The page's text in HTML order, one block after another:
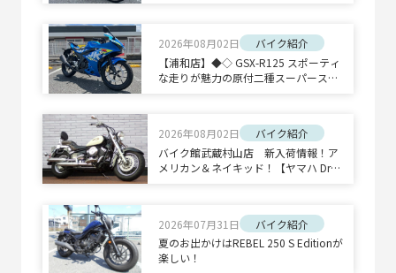
2026年08月02日
バイク紹介
【浦和店】◆◇ GSX-R125 スポーティ
な走りが魅力の原付二種スーパースポ
2026年08月02日
バイク紹介
バイク館武蔵村山店 新入荷情報！ア
メリカン＆ネイキッド！【ヤマハ Drag
2026年07月31日
バイク紹介
夏のお出かけはREBEL 250 S Editionが
楽しい！